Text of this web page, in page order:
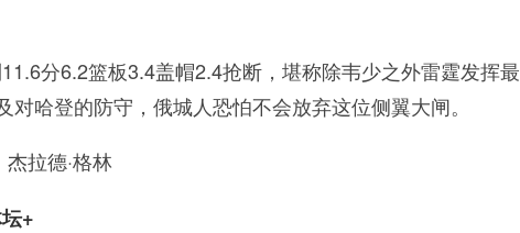
分6.2篮板3.4盖帽2.4抢断，堪称除韦少之外雷霆发挥最
哈登的防守，俄城人恐怕不会放弃这位侧翼大闸。
拉德·格林
+